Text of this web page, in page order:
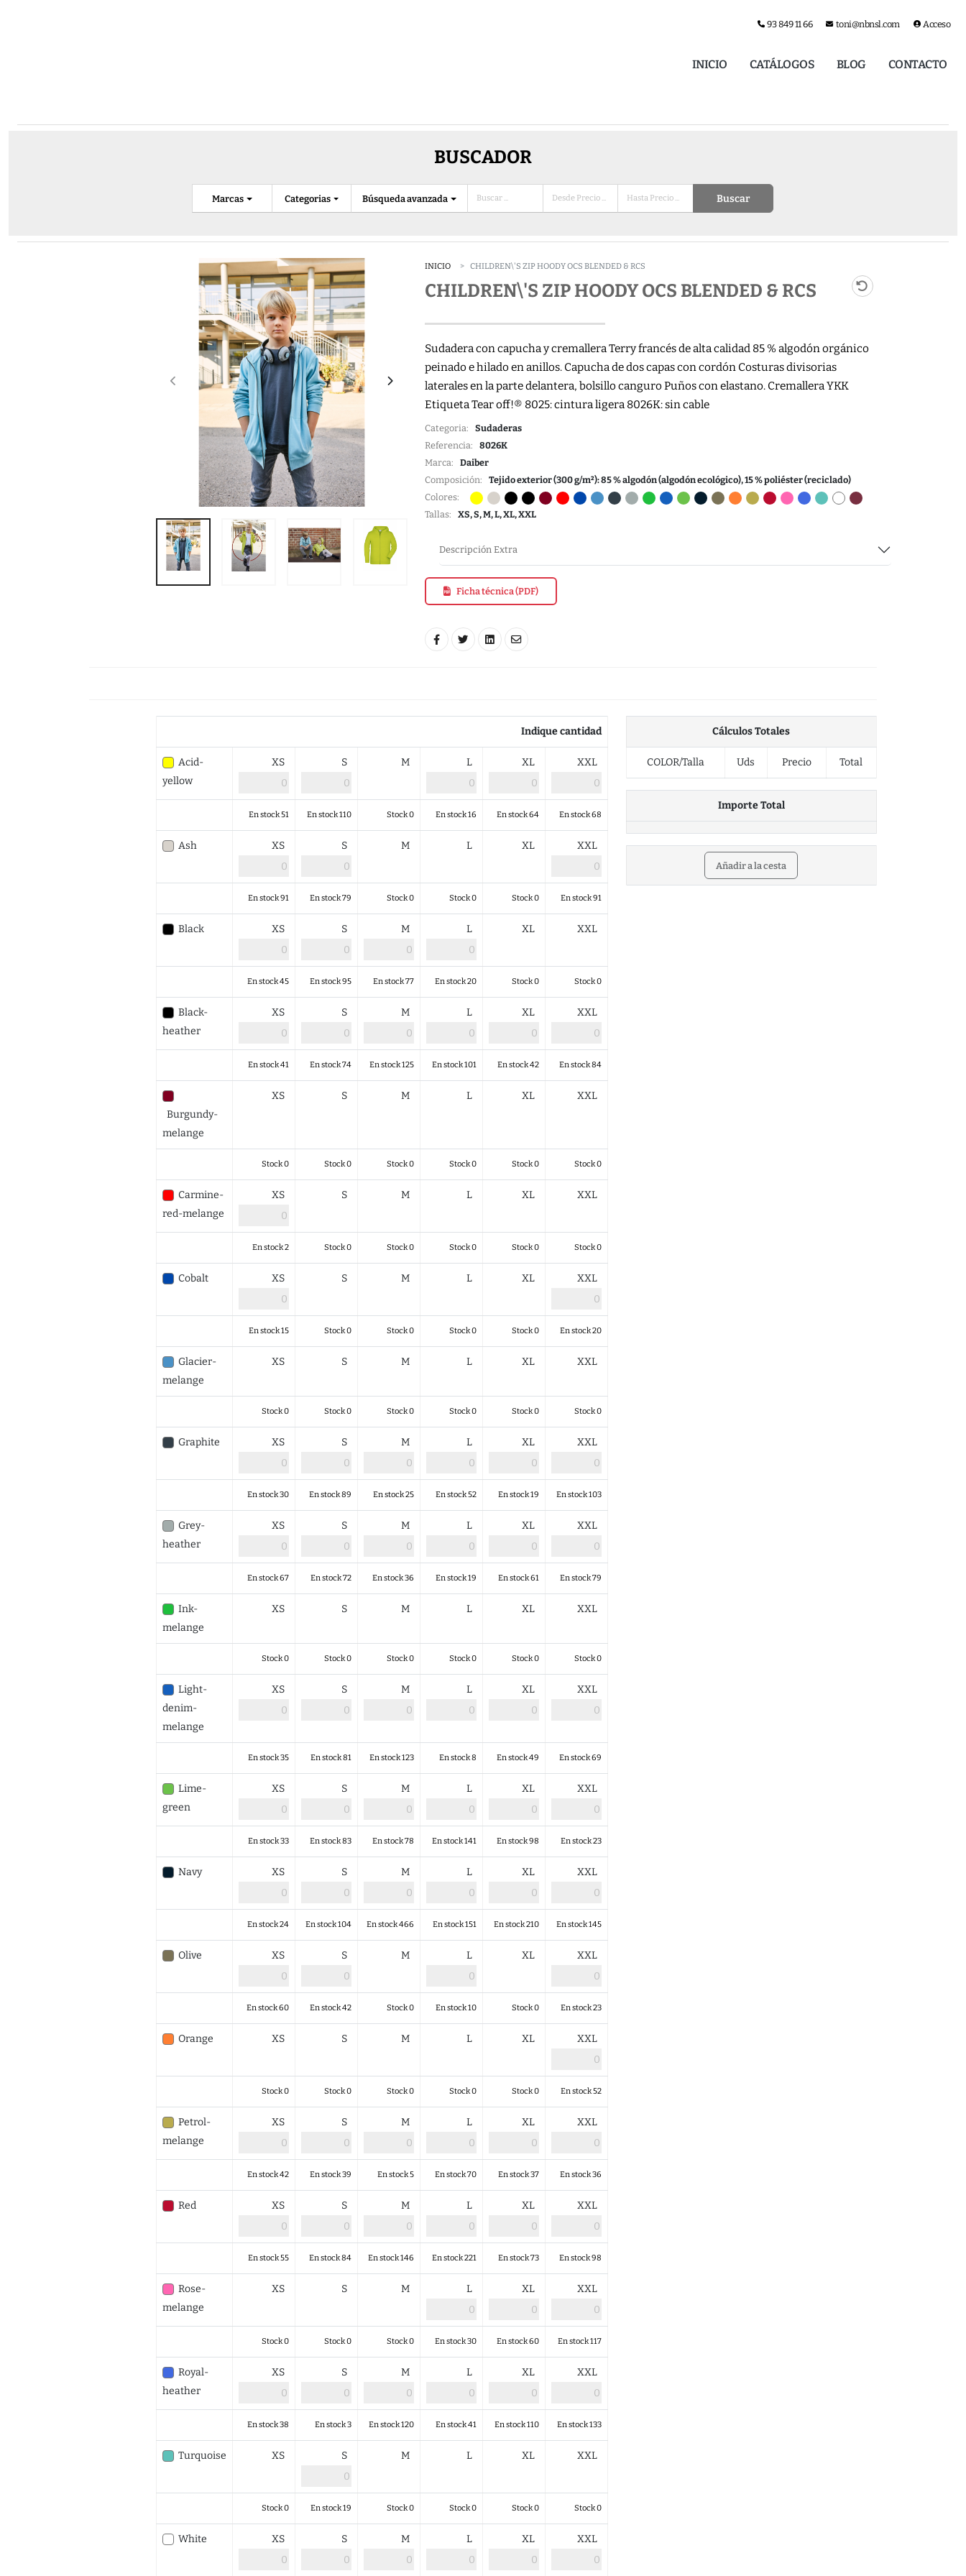
93 849 11 66 toni@nbnsl.com Acceso
INICIO CATÁLOGOS BLOG CONTACTO
BUSCADOR
Categorias
Marcas Búsqueda avanzada Buscar
INICIO CHILDREN\'S ZIP HOODY OCS BLENDED & RCS
CHILDREN\'S ZIP HOODY OCS BLENDED & RCS
Sudadera con capucha y cremallera Terry francés de alta calidad 85 % algodón orgánico
peinado e hilado en anillos. Capucha de dos capas con cordón Costuras divisorias
laterales en la parte delantera, bolsillo canguro Puños con elastano. Cremallera YKK
Etiqueta Tear off!® 8025: cintura ligera 8026K: sin cable
Categoria: Sudaderas
Referencia: 8026K
Marca: Daiber
Composición: Tejido exterior (300 g/m²): 85 % algodón (algodón ecológico), 15 % poliéster (reciclado)
Colores:
Tallas: XS, S, M, L, XL, XXL
Descripción Extra
Ficha técnica (PDF)
Indique cantidad
Acid-
yellow
XS S M L XL XXL
En stock 51 En stock 110 Stock 0 En stock 16 En stock 64 En stock 68
Ash XS S M L XL XXL
En stock 91 En stock 79 Stock 0 Stock 0 Stock 0 En stock 91
Black XS S M L XL XXL
En stock 45 En stock 95 En stock 77 En stock 20 Stock 0 Stock 0
Black-
heather
XS S M L XL XXL
En stock 41 En stock 74 En stock 125 En stock 101 En stock 42 En stock 84
Burgundy-
melange
XS S M L XL XXL
Stock 0 Stock 0 Stock 0 Stock 0 Stock 0 Stock 0
Carmine-
red-melange
XS S M L XL XXL
En stock 2 Stock 0 Stock 0 Stock 0 Stock 0 Stock 0
Cobalt XS S M L XL XXL
En stock 15 Stock 0 Stock 0 Stock 0 Stock 0 En stock 20
Glacier-
melange
XS S M L XL XXL
Stock 0 Stock 0 Stock 0 Stock 0 Stock 0 Stock 0
Graphite XS S M L XL XXL
En stock 30 En stock 89 En stock 25 En stock 52 En stock 19 En stock 103
Grey-
heather
XS S M L XL XXL
En stock 67 En stock 72 En stock 36 En stock 19 En stock 61 En stock 79
Ink-
melange
XS S M L XL XXL
Stock 0 Stock 0 Stock 0 Stock 0 Stock 0 Stock 0
Light-
denim-
melange
XS S M L XL XXL
En stock 35 En stock 81 En stock 123 En stock 8 En stock 49 En stock 69
Lime-
green
XS S M L XL XXL
En stock 33 En stock 83 En stock 78 En stock 141 En stock 98 En stock 23
Navy XS S M L XL XXL
En stock 24 En stock 104 En stock 466 En stock 151 En stock 210 En stock 145
Olive XS S M L XL XXL
En stock 60 En stock 42 Stock 0 En stock 10 Stock 0 En stock 23
Orange XS S M L XL XXL
Stock 0 Stock 0 Stock 0 Stock 0 Stock 0 En stock 52
Petrol-
melange
XS S M L XL XXL
En stock 42 En stock 39 En stock 5 En stock 70 En stock 37 En stock 36
Red XS S M L XL XXL
En stock 55 En stock 84 En stock 146 En stock 221 En stock 73 En stock 98
Rose-
melange
XS S M L XL XXL
Stock 0 Stock 0 Stock 0 En stock 30 En stock 60 En stock 117
Royal-
heather
XS S M L XL XXL
En stock 38 En stock 3 En stock 120 En stock 41 En stock 110 En stock 133
Turquoise XS S M L XL XXL
Stock 0 En stock 19 Stock 0 Stock 0 Stock 0 Stock 0
White XS S M L XL XXL
Cálculos Totales
COLOR/Talla Uds Precio Total
Importe Total
Añadir a la cesta